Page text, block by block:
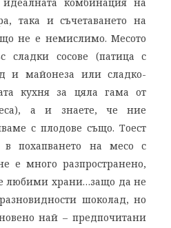
така и съчетаването на
не е немислимо. Месото
сладки сосове (патица с
и майонеза или сладко-
кухня за цяла гама от
а и знаете, че ние
с плодове също. Тоест
похапването на месо с
е много разпространено,
любими храни…защо да не
шоколад, но
най – предпочитани